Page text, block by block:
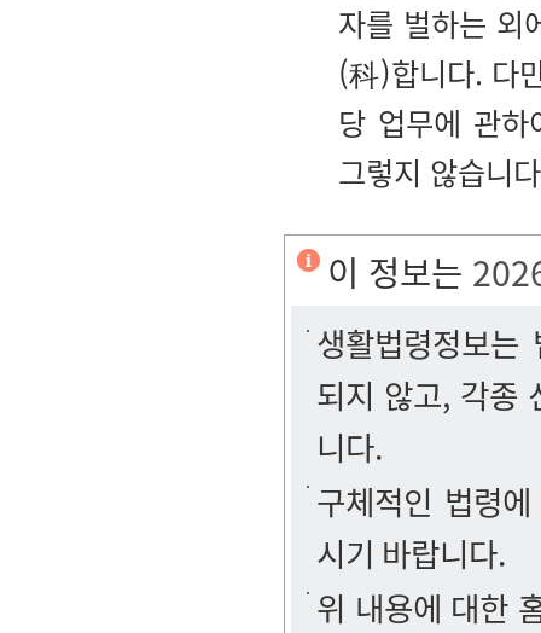
자를 벌하는 외
(科)합니다. 다
당 업무에 관
그렇지 않습니
이 정보는
생활법령정보
되지 않고, 각종
니다.
구체적인 법령
시기 바랍니다.
위 내용에 대한